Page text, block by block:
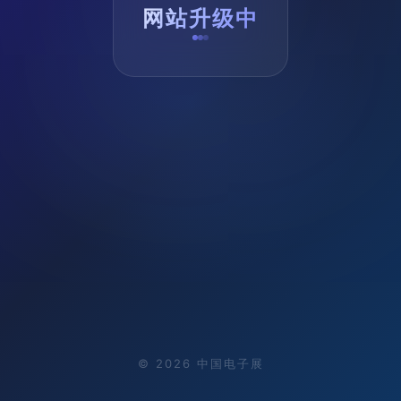
网站升级中
© 2026 中国电子展